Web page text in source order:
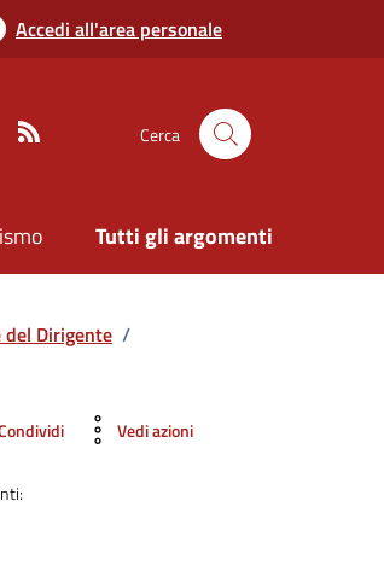
Accedi all'area personale
Cerca
Tutti gli argomenti
del Dirigente /
Vedi azioni